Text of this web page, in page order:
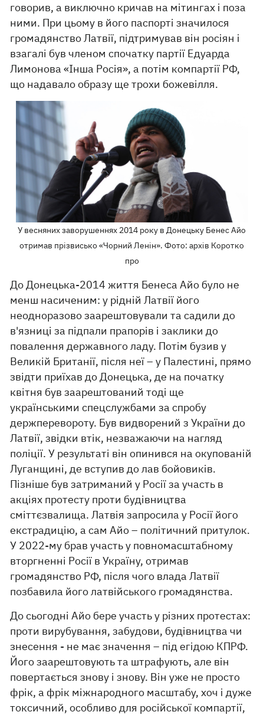
говорив, а виключно кричав на мітингах і поза
ними. При цьому в його паспорті значилося
громадянство Латвії, підтримував він росіян і
взагалі був членом спочатку партії Едуарда
Лимонова «Інша Росія», а потім компартії РФ,
що надавало образу ще трохи божевілля.
У весняних заворушеннях 2014 року в Донецьку Бенес Айо
отримав прізвисько «Чорний Ленін». Фото: архів Коротко
про
До Донецька-2014 життя Бенеса Айо було не
менш насиченим: у рідній Латвії його
неодноразово заарештовували та садили до
в'язниці за підпали прапорів і заклики до
повалення державного ладу. Потім бузив у
Великій Британії, після неї – у Палестині, прямо
звідти приїхав до Донецька, де на початку
квітня був заарештований тоді ще
українськими спецслужбами за спробу
держперевороту. Був видворений з України до
Латвії, звідки втік, незважаючи на нагляд
поліції. У результаті він опинився на окупованій
Луганщині, де вступив до лав бойовиків.
Пізніше був затриманий у Росії за участь в
акціях протесту проти будівництва
сміттєзвалища. Латвія запросила у Росії його
екстрадицію, а сам Айо – політичний притулок.
У 2022-му брав участь у повномасштабному
вторгненні Росії в Україну, отримав
громадянство РФ, після чого влада Латвії
позбавила його латвійського громадянства.
До сьогодні Айо бере участь у різних протестах:
проти вирубування, забудови, будівництва чи
знесення - не має значення – під егідою КПРФ.
Його заарештовують та штрафують, але він
повертається знову і знову. Він уже не просто
фрік, а фрік міжнародного масштабу, хоч і дуже
токсичний, особливо для російської компартії,